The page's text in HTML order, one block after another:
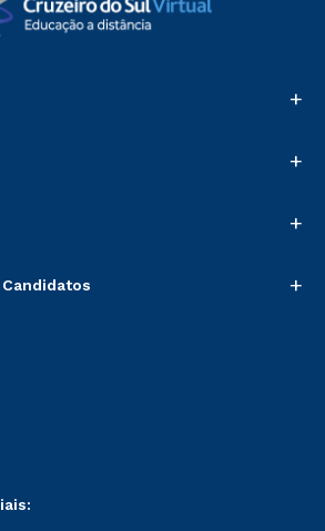
+
+
+
+